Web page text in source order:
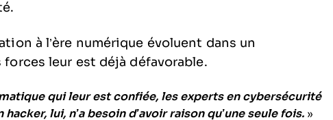
à l’ère numérique évoluent dans un
leur est déjà défavorable.
qui leur est confiée, les experts en cybersécurité
lui, n’a besoin d’avoir raison qu’une seule fois. »